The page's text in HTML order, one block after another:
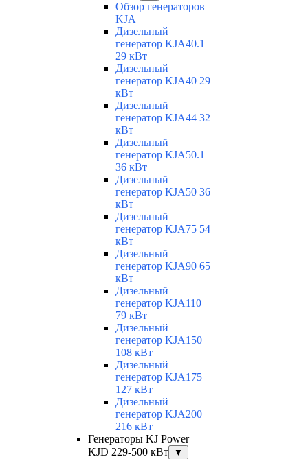
Обзор генераторов
KJA
Дизельный
генератор KJA40.1
29 кВт
Дизельный
генератор KJA40 29
кВт
Дизельный
генератор KJA44 32
кВт
Дизельный
генератор KJA50.1
36 кВт
Дизельный
генератор KJA50 36
кВт
Дизельный
генератор KJA75 54
кВт
Дизельный
генератор KJA90 65
кВт
Дизельный
генератор KJA110
79 кВт
Дизельный
генератор KJA150
108 кВт
Дизельный
генератор KJA175
127 кВт
Дизельный
генератор KJA200
216 кВт
Генераторы KJ Power
KJD 229-500 кВт
▼